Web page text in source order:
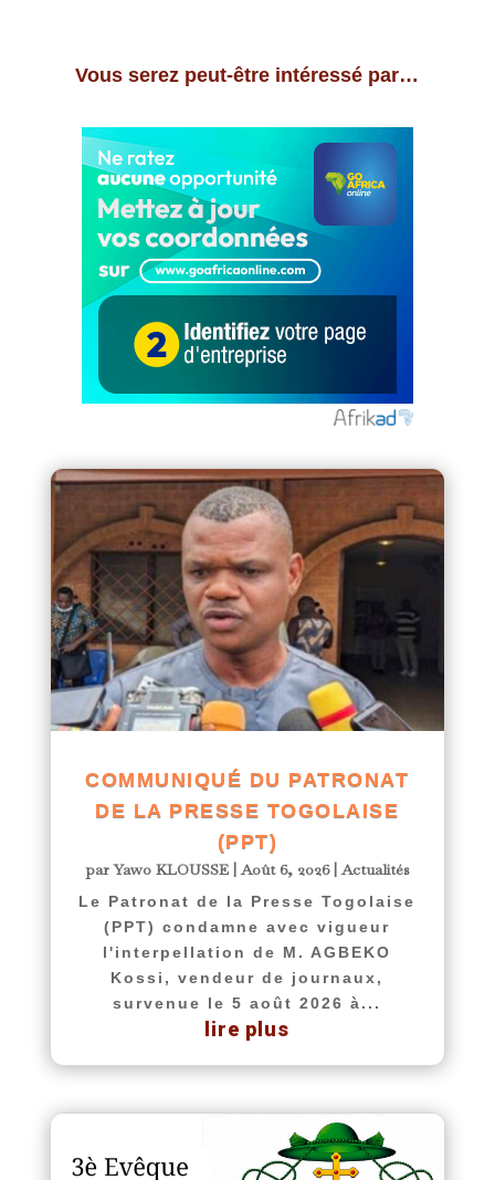
Vous serez peut-être intéressé par…
COMMUNIQUÉ DU PATRONAT
DE LA PRESSE TOGOLAISE
(PPT)
parYawo KLOUSSE|Août 6, 2026|Actualités
Le Patronat de la Presse Togolaise
(PPT) condamne avec vigueur
l'interpellation de M. AGBEKO
Kossi, vendeur de journaux,
survenue le 5 août 2026 à...
lire plus